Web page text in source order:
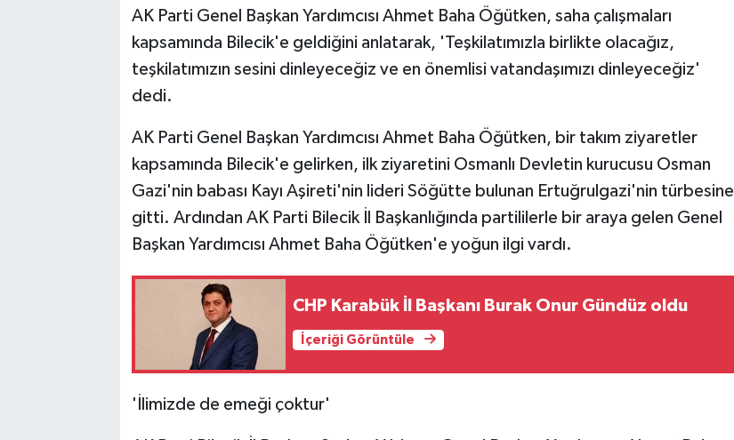
AK Parti Genel Başkan Yardımcısı Ahmet Baha Öğütken, saha çalışmaları
kapsamında Bilecik'e geldiğini anlatarak, 'Teşkilatımızla birlikte olacağız,
teşkilatımızın sesini dinleyeceğiz ve en önemlisi vatandaşımızı dinleyeceğiz'
dedi.
AK Parti Genel Başkan Yardımcısı Ahmet Baha Öğütken, bir takım ziyaretler
kapsamında Bilecik'e gelirken, ilk ziyaretini Osmanlı Devletin kurucusu Osman
Gazi'nin babası Kayı Aşireti'nin lideri Söğütte bulunan Ertuğrulgazi'nin türbesine
gitti. Ardından AK Parti Bilecik İl Başkanlığında partililerle bir araya gelen Genel
Başkan Yardımcısı Ahmet Baha Öğütken'e yoğun ilgi vardı.
CHP Karabük İl Başkanı Burak Onur Gündüz oldu
İçeriği Görüntüle
'İlimizde de emeği çoktur'